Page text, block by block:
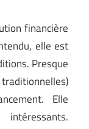
financière
elle est
Presque
Elle